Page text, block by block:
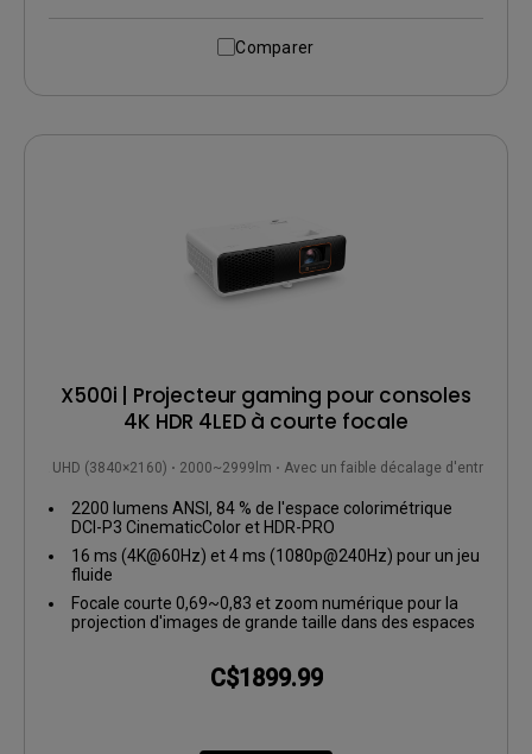
Comparer
X500i | Projecteur gaming pour consoles
4K HDR 4LED à courte focale
4K UHD (3840×2160) 2000~2999lm Avec un faible décalage d'entrée
2200 lumens ANSI, 84 % de l'espace colorimétrique
DCI-P3 CinematicColor et HDR-PRO
16 ms (4K@60Hz) et 4 ms (1080p@240Hz) pour un jeu
fluide
Focale courte 0,69~0,83 et zoom numérique pour la
projection d'images de grande taille dans des espaces
C$1899.99